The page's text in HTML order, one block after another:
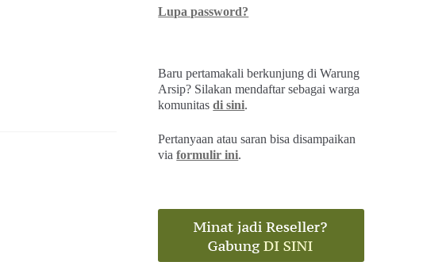
Lupa password?
Baru pertamakali berkunjung di Warung
Arsip? Silakan mendaftar sebagai warga
komunitasdi sini.
Pertanyaan atau saran bisa disampaikan
viaformulir ini.